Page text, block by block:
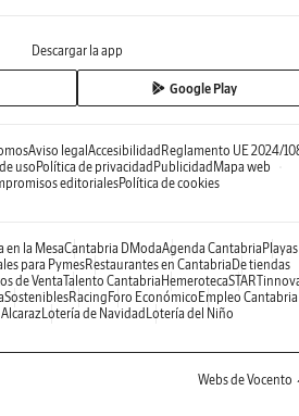
Descargar la app
Google Play
Aviso legal Accesibilidad Reglamento UE 2024/
usoPolítica de privacidad Publicidad Mapa web
editorialesPolítica de cookies
en la MesaCantabria DModaAgenda Cantabria Playas
para PymesRestaurantes en Cantabria De tiendas
de VentaTalento Cantabria Hemeroteca
SosteniblesRacing Foro Económico Empleo Cantabria
Lotería de Navidad Lotería del Niño
Webs de Vocento